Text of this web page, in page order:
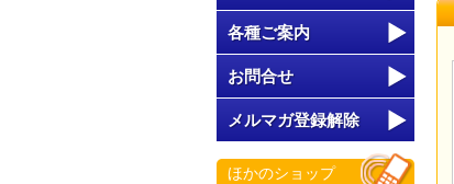
各種ご案内
お問合せ
メルマガ登録解除
ほかのショップ